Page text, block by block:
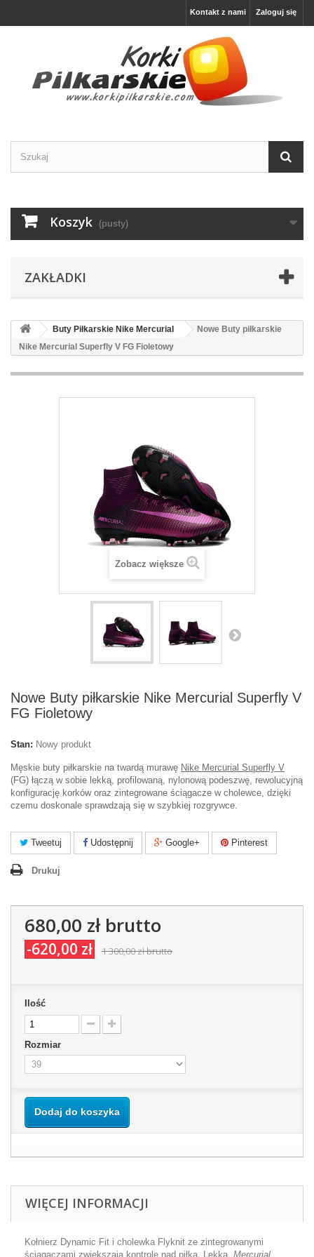
Zaloguj się
Kontakt z nami
Koszyk (pusty)
ZAKŁADKI
Buty Piłkarskie Nike Mercurial
Nowe Buty piłkarskie
Nike Mercurial Superfly V FG Fioletowy
Zobacz większe
Nowe Buty piłkarskie Nike Mercurial Superfly V
FG Fioletowy
Stan: Nowy produkt
Męskie buty piłkarskie na twardą murawę Nike Mercurial Superfly V
(FG) łączą w sobie lekką, profilowaną, nylonową podeszwę, rewolucyjną
konfigurację korków oraz zintegrowane ściągacze w cholewce, dzięki
czemu doskonale sprawdzają się w szybkiej rozgrywce.
Tweetuj Udostępnij Google+ Pinterest
Drukuj
680,00 złbrutto
-620,00 zł 1 300,00 złbrutto
Ilość
Rozmiar
Dodaj do koszyka
WIĘCEJ INFORMACJI
Kołnierz Dynamic Fit i cholewka Flyknit ze zintegrowanymi
ściągaczami zwiększają kontrolę nad piłką. Lekka, Mercurial